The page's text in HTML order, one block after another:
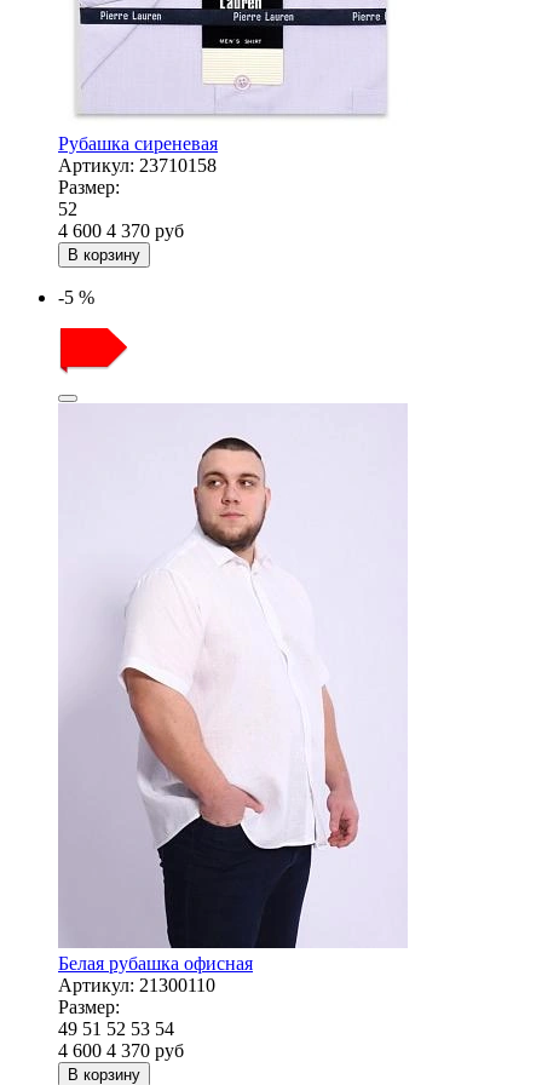
Рубашка сиреневая
Артикул: 23710158
Размер:
52
4 600 4 370 руб
В корзину
-5 %
Белая рубашка офисная
Артикул: 21300110
Размер:
49 51 52 53 54
4 600 4 370 руб
В корзину